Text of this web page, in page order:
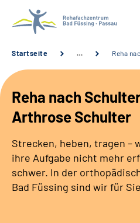
Behandlung
Rehafachzentrum
Karriere
Häufige Fragen
Startseite … Reha
Reha nach
Arthrose Schulter
Strecken, heben, tragen –
ihre Aufgabe nicht mehr
schwer. In der
Bad Füssing sind wir für